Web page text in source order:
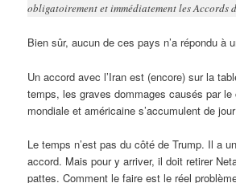
obligatoirement et immédiatement les Accords
Bien sûr, aucun de ces pays n’a répondu à
Un accord avec l’Iran est (encore) sur la
temps, les graves dommages causés par le
mondiale et américaine s’accumulent de
Le temps n’est pas du côté de Trump. Il a
accord. Mais pour y arriver, il doit retirer
pattes. Comment le faire est le réel